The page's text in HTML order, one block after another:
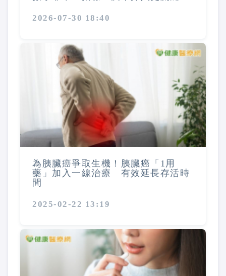
2026-07-30 18:40
為胰臟癌爭取生機！胰臟癌「1用
藥」加入一線治療 有效延長存活時
間
2025-02-22 13:19